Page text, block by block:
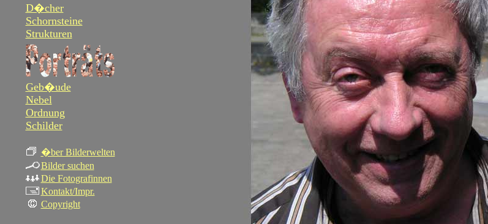
D�cher
Schornsteine
Strukturen
Geb�ude
Nebel
Ordnung
Schilder
�ber Bilderwelten
Bilder suchen
Die Fotografinnen
Kontakt/Impr.
Copyright